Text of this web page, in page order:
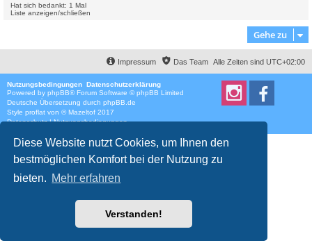
Diese Website nutzt Cookies, um Ihnen den
bestmöglichen Komfort bei der Nutzung zu
bieten. Mehr erfahren
Verstanden!
Hat sich bedankt: 1 Mal
Liste anzeigen/schließen
Gehe zu
Alle Zeiten sind UTC+02:00
Das Team
Impressum
Nutzungsbedingungen Datenschutzerklärung
Powered by phpBB® Forum Software © phpBB Limited
Deutsche Übersetzung durch phpBB.de
Style proflat von ©Mazeltof 2017
Datenschutz|Nutzungsbedingungen